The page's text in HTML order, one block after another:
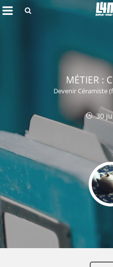
MÉTIER :
Devenir Céramiste
30